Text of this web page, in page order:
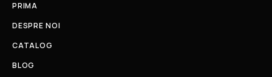
PRIMA
DESPRE NOI
CATALOG
BLOG